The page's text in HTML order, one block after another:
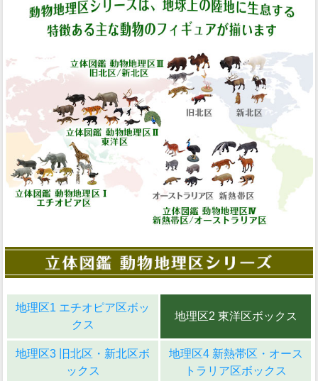
地理区1 エチオピア区ボッ
クス
地理区2 東洋区ボックス
地理区3 旧北区・新北区ボ
ックス
地理区4 新熱帯区・オース
トラリア区ボックス